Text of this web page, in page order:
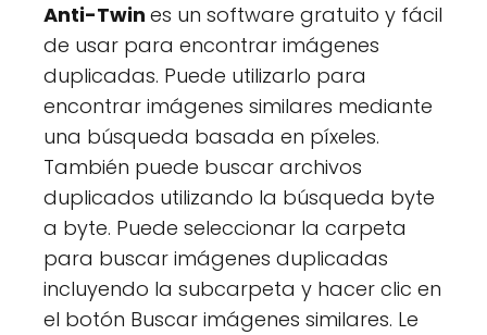
Anti-Twin es un software gratuito y fácil
de usar para encontrar imágenes
duplicadas. Puede utilizarlo para
encontrar imágenes similares mediante
una búsqueda basada en píxeles.
También puede buscar archivos
duplicados utilizando la búsqueda byte
a byte. Puede seleccionar la carpeta
para buscar imágenes duplicadas
incluyendo la subcarpeta y hacer clic en
el botón Buscar imágenes similares. Le